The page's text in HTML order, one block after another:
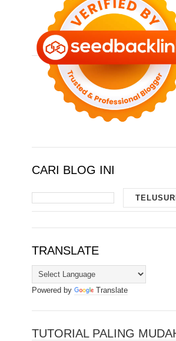
CARI BLOG INI
TRANSLATE
Powered by Translate
TUTORIAL PALING